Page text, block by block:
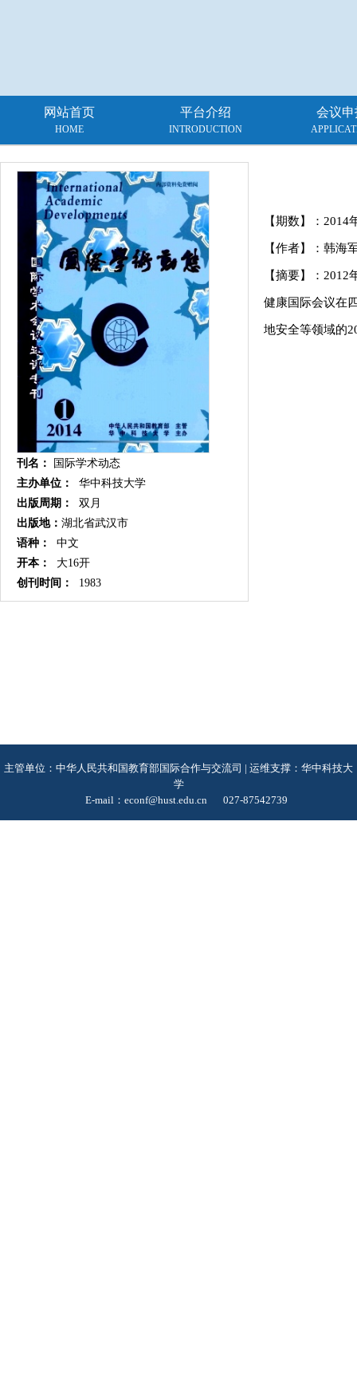
网站首页
HOME
平台介绍
INTRODUCTION
会议申
刊名：
国际学术动态
主办单位：
华中科技大学
出版周期：
双月
出版地： 湖北省武汉市
语种：
中文
开本：
大16开
创刊时间：
1983
【期数】： 2014
【作者】：韩海
【摘要】：
健康国际会议在
地安全等领域的
主管单位：中华人民共和国教育部国际合作与交流司 | 运维支撑：华中科技大
学
E-mail：econf@hust.edu.cn
027-87542739